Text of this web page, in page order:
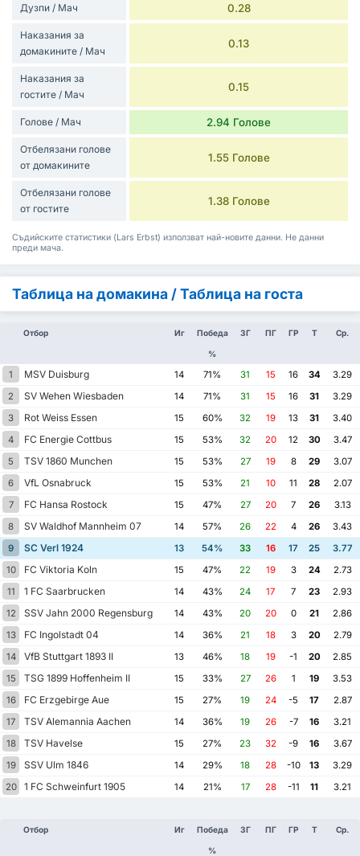
Дузпи / Мач 0.28
Наказания за
домакините / Мач
0.13
Наказания за
гостите / Мач
0.15
Голове / Мач 2.94 Голове
Отбелязани голове
от домакините
1.55 Голове
Отбелязани голове
от гостите
1.38 Голове
Съдийските статистики (Lars Erbst) използват най-новите данни. Не данни
преди мача.
Таблица на домакина / Таблица на госта
Отбор Иг Победа
%
ЗГ ПГ ГР Т Ср.
1 MSV Duisburg 14 71% 31 15 16 34
3.29
2
SV Wehen Wiesbaden 14 71% 31 15 16 31
3.29
3
Rot Weiss Essen 15 60% 32 19 13 31
3.40
4
FC Energie Cottbus 15 53% 32 20 12 30
3.47
5
TSV 1860 Munchen 15 53% 27 19 8 29
3.07
6
VfL Osnabruck 15 53% 21 10 11 28
2.07
7
FC Hansa Rostock 15 47% 27 20 7 26
3.13
8
SV Waldhof Mannheim 07 14 57% 26 22 4 26
3.43
9
SC Verl 1924 13 54% 33 16 17 25
3.77
10
FC Viktoria Koln 15 47% 22 19 3 24
2.73
11
1 FC Saarbrucken 14 43% 24 17 7 23
2.93
12
SSV Jahn 2000 Regensburg 14 43% 20 20 0 21
2.86
13
FC Ingolstadt 04 14 36% 21 18 3 20
2.79
14
VfB Stuttgart 1893 II 13 46% 18 19 -1 20
2.85
15
TSG 1899 Hoffenheim II 15 33% 27 26 1 19
3.53
16
FC Erzgebirge Aue 15 27% 19 24 -5 17
2.87
17
TSV Alemannia Aachen 14 36% 19 26 -7 16
3.21
18
TSV Havelse 15 27% 23 32 -9 16
3.67
19
SSV Ulm 1846 14 29% 18 28 -10 13
3.29
20
1 FC Schweinfurt 1905 14 21% 17 28 -11 11 3.21
Отбор Иг Победа
%
ЗГ ПГ ГР Т Ср.